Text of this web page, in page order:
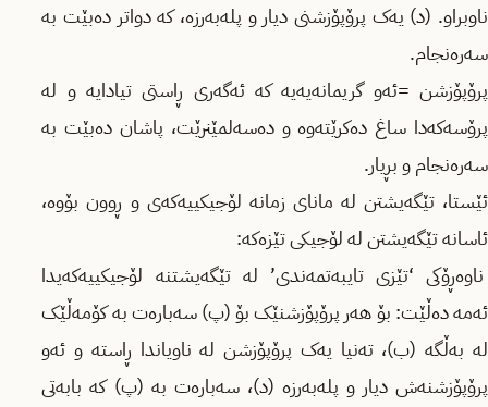
ناوبراو. (د) یەک پرۆپۆزشنی دیار و پلەبەرزە، کە دواتر دەبێت بە
سەرەنجام.
پرۆپۆزشن =ئەو گریمانەیەیە کە ئەگەری ڕاستی تیادایە و لە
پرۆسەکەدا ساغ دەکرێتەوە و دەسەلمێنرێت، پاشان دەبێت بە
سەرەنجام و بڕیار.
ئێستا، تێگەیشتن لە مانای زمانە لۆجیکیيەکەی و ڕوون بۆوە،
ئاسانە تێگەیشتن لە لۆجیکی تێزەکە:
ناوەڕۆکی ‘تێزی تایبەتمەندی’ لە تێگەیشتنە لۆجیکیيەکەیدا
ئەمە دەڵێت: بۆ هەر پرۆپۆزشنێک بۆ (پ) سەبارەت بە کۆمەڵێک
لە بەڵگە (ب)، تەنیا یەک پرۆپۆزشن لە ناویاندا ڕاستە و ئەو
پرۆپۆزشنەش دیار و پلەبەرزە (د)، سەبارەت بە (پ) کە بابەتی